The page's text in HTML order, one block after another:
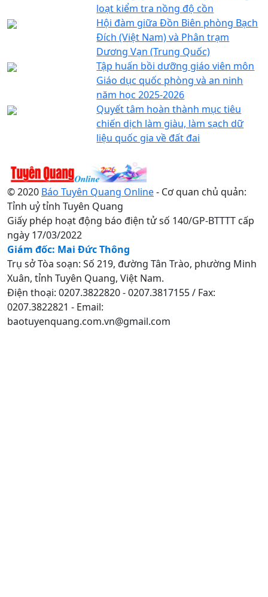
loạt kiểm tra nồng độ cồn
Hội đàm giữa Đồn Biên phòng Bạch
Đích (Việt Nam) và Phân trạm
Dương Vạn (Trung Quốc)
Tập huấn bồi dưỡng giáo viên môn
Giáo dục quốc phòng và an ninh
năm học 2025-2026
Quyết tâm hoàn thành mục tiêu
chiến dịch làm giàu, làm sạch dữ
liệu quốc gia về đất đai
© 2020 Báo Tuyên Quang Online- Cơ quan chủ quản:
Tỉnh uỷ tỉnh Tuyên Quang
Giấy phép hoạt động báo điện tử số 140/GP-BTTTT cấp
ngày 17/03/2022
Giám đốc: Mai Đức Thông
Trụ sở Tòa soạn: Số 219, đường Tân Trào, phường Minh
Xuân, tỉnh Tuyên Quang, Việt Nam.
Điện thoại: 0207.3822820 - 0207.3817155 / Fax:
0207.3822821 - Email:
baotuyenquang.com.vn@gmail.com